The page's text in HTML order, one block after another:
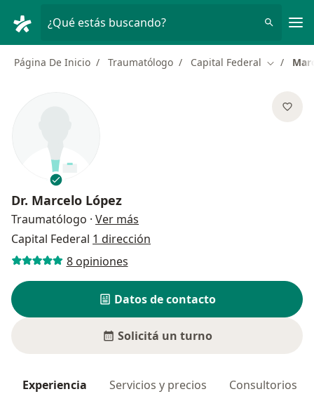
¿Qué estás buscando?
Página De Inicio Traumatólogo Capital Federal Cambiar
Dr. Marcelo López
Traumatólogo · Ver más
Capital Federal 1 dirección
8 opiniones
Datos de contacto
Solicitá un turno
Experiencia Servicios y precios Consultorios